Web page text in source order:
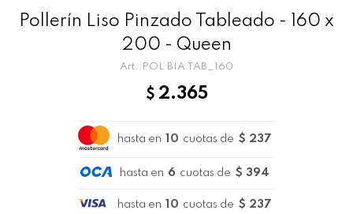
Pollerín Liso Pinzado Tableado - 160 x
200 - Queen
POL BIA TAB_160
$ 2.365
hasta en 10 cuotas de $ 237
hasta en 6 cuotas de $ 394
hasta en 10 cuotas de $ 237